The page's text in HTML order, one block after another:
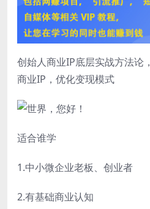
创始人商业IP底层实战方法论
商业IP，优化变现模式
适合谁学
1.中小微企业老板、创业者
2.有基础商业认知